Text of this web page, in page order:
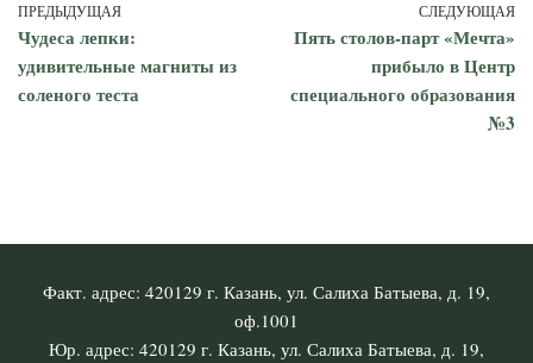
ПРЕДЫДУЩАЯ
Чудеса лепки:
удивительные магниты из
соленого теста
СЛЕДУЮЩАЯ
Пять столов-парт «Мечта»
прибыло в Центр
специального образования
№3
Факт. адрес: 420129 г. Казань, ул. Салиха Батыева, д. 19,
оф.1001
Юр. адрес: 420129 г. Казань, ул. Салиха Батыева, д. 19,